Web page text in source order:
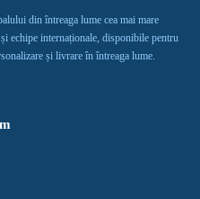
din întreaga lume cea mai mare
echipe internaționale, disponibile pentru
și livrare în întreaga lume.